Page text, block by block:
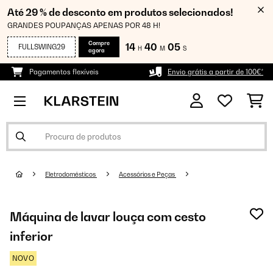
Até 29 % de desconto em produtos selecionados!
GRANDES POUPANÇAS APENAS POR 48 H!
FULLSWING29
Compre
agora
14 H 40 M 03 S
Pagamentos flexíveis Envio grátis a partir de 100€*
Eletrodomésticos Acessórios e Peças
Máquina de lavar louça com cesto
inferior
NOVO